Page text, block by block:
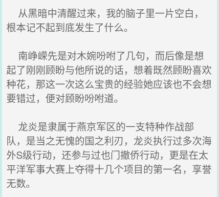
从黑暗中清醒过来，我的脑子里一片空白，
根本记不起到底发生了什么。
南峥嵘先是对木婉吩咐了几句，而后像是想
起了刚刚顾盼与他所说的话，想着既然顾盼喜欢
种花，那这一次这么宝贵的经验她应该也不会想
要错过，便对顾盼吩咐道。
龙炎是隶属于燕京军区的一支特种作战部
队，是当之无愧的国之利刃，龙炎执行过多次海
外S级行动，还参与过也门撤侨行动，更是在太
平洋军事大赛上夺得十几个项目的第一名，享誉
无数。